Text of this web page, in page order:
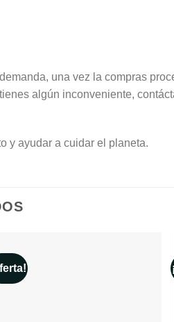
una vez la compras
algún inconveniente,
y ayudar a cuidar el planeta.